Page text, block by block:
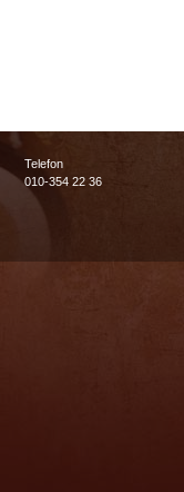
Telefon
010-354 22 36